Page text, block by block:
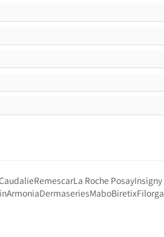
RemescarLa Roche PosayInsigny
ArmoniaDermaseriesMaboBiretixFilorga